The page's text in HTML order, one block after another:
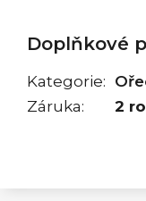
Doplňkové
Kategorie:
Záruka: 2